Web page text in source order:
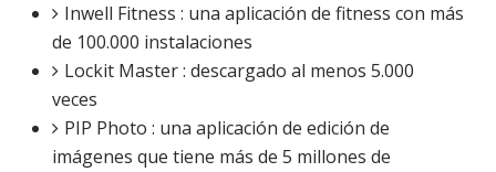
Inwell Fitness : una aplicación de fitness con más
de 100.000 instalaciones
Lockit Master : descargado al menos 5.000
veces
PIP Photo : una aplicación de edición de
imágenes que tiene más de 5 millones de